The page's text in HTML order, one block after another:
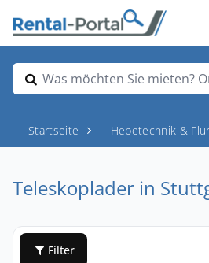
Was möchten Sie mieten?
Startseite Hebetechnik &
Teleskoplader in
Filter